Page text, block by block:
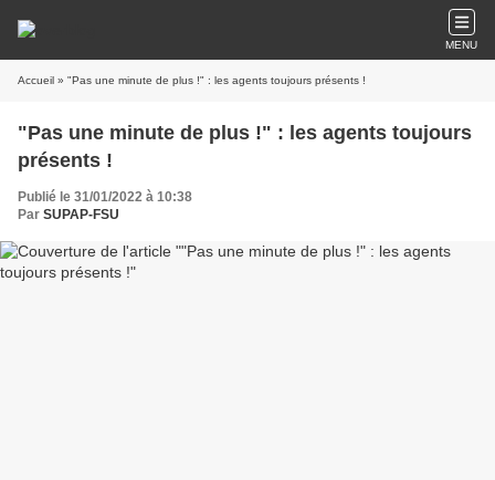
MENU
Accueil » "Pas une minute de plus !" : les agents toujours présents !
"Pas une minute de plus !" : les agents toujours
présents !
Publié le 31/01/2022 à 10:38
Par SUPAP-FSU